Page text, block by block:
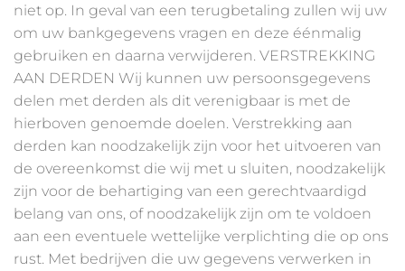
niet op. In geval van een terugbetaling zullen wij uw
om uw bankgegevens vragen en deze éénmalig
gebruiken en daarna verwijderen. VERSTREKKING
AAN DERDEN Wij kunnen uw persoonsgegevens
delen met derden als dit verenigbaar is met de
hierboven genoemde doelen. Verstrekking aan
derden kan noodzakelijk zijn voor het uitvoeren van
de overeenkomst die wij met u sluiten, noodzakelijk
zijn voor de behartiging van een gerechtvaardigd
belang van ons, of noodzakelijk zijn om te voldoen
aan een eventuele wettelijke verplichting die op ons
rust. Met bedrijven die uw gegevens verwerken in